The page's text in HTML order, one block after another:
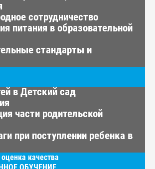
сотрудничество
питания в образовательной
стандарты и
в Детский сад
части родительской
при поступлении ребенка в
качества